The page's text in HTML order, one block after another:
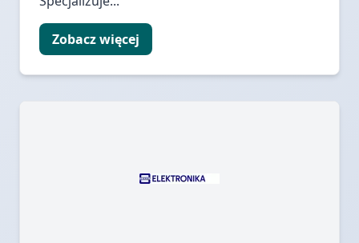
Zobacz więcej